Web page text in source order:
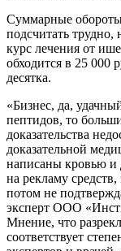
Суммарные
подсчитать
курс лечения от
обходится в 25 000
десятка.
«Бизнес, да,
пептидов, то
доказательства
доказательной
написаны кровью и
на рекламу
потом не
эксперт ООО
Мнение, что
соответствует